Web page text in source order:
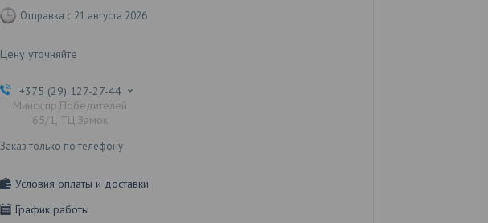
Отправка с 21 августа 2026
Цену уточняйте
+375 (29) 127-27-44
Минск,пр.Победителей
65/1, ТЦ Замок
Заказ только по телефону
Условия оплаты и доставки
График работы